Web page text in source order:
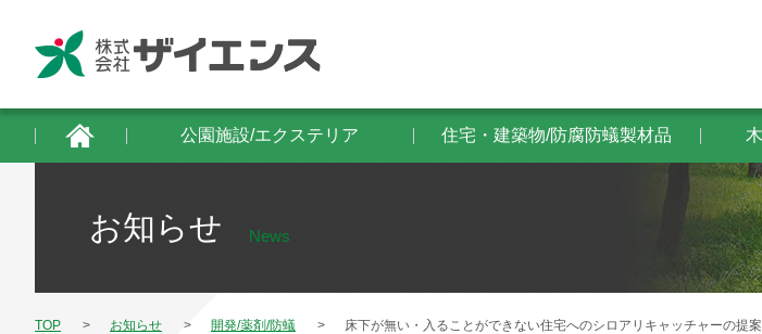
公園施設/エクステリア 住宅・建築物/防腐防蟻製材品
お知らせ News
TOP お知らせ 開発/薬剤/防蟻 床下が無い・入ることができない住宅へのシロアリキャッチャーの提